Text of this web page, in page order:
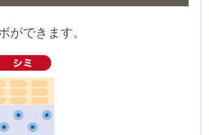
ができます。